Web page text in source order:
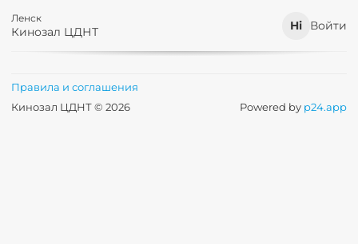
Ленск
Кинозал ЦДНТ Войти
Правила и соглашения
Кинозал ЦДНТ © 2026
Powered by p24.app